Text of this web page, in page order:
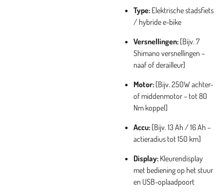
Type: Elektrische stadsfiets
/ hybride e-bike
Versnellingen: [Bijv. 7
Shimano versnellingen –
naaf of derailleur]
Motor: [Bijv. 250W achter-
of middenmotor – tot 80
Nm koppel]
Accu: [Bijv. 13 Ah / 16 Ah –
actieradius tot 150 km]
Display: Kleurendisplay
met bediening op het stuur
en USB-oplaadpoort